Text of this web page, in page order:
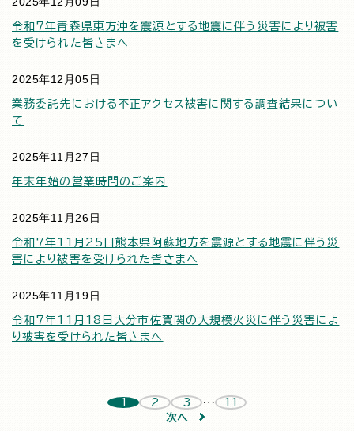
令和7年青森県東方沖を震源とする地震に伴う災害により被害
を受けられた皆さまへ
2025年12月05日
業務委託先における不正アクセス被害に関する調査結果につい
て
2025年11月27日
年末年始の営業時間のご案内
2025年11月26日
令和7年11月25日熊本県阿蘇地方を震源とする地震に伴う災
害により被害を受けられた皆さまへ
2025年11月19日
令和7年11月18日大分市佐賀関の大規模火災に伴う災害によ
り被害を受けられた皆さまへ
1 2 3 …
11
次へ